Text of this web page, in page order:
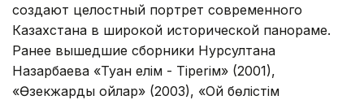
создают целостный портрет современного
Казахстана в широкой исторической панораме.
Ранее вышедшие сборники Нурсултана
Назарбаева «Туған елім - Tiperiм» (2001),
«Өзекжарды ойлар» (2003), «Ой бөлістім